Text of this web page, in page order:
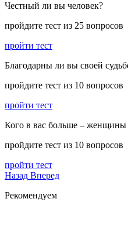
Честный ли вы человек?
пройдите тест из 25 вопросов
пройти тест
Благодарны ли вы своей
пройдите тест из 10 вопросов
пройти тест
Кого в вас больше –
пройдите тест из 10 вопросов
пройти тест
Назад Вперед
Рекомендуем